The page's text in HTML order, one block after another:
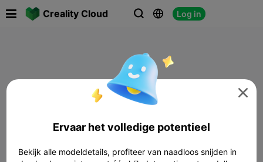
Creality Cloud   Log in

Ervaar het volledige potentieel
Bekijk alle modeldetails, profiteer van naadloos snijden in